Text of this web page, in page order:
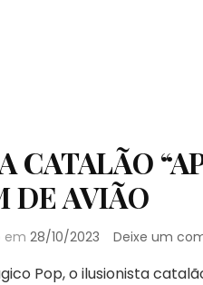
CATALÃO
DE AVIÃO
em 28/10/2023 Deixe um
Pop, o ilusionista